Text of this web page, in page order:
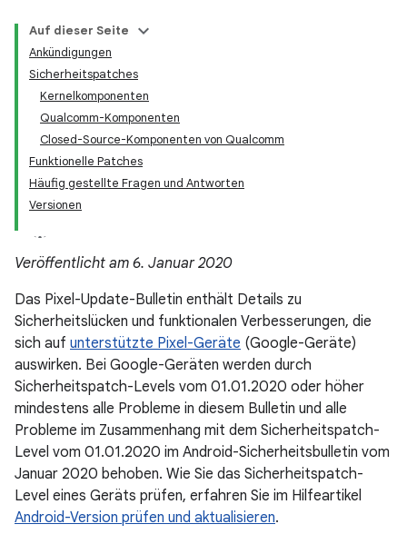
Auf dieser Seite
Ankündigungen
Sicherheitspatches
Kernelkomponenten
Qualcomm-Komponenten
Closed-Source-Komponenten von Qualcomm
Funktionelle Patches
Häufig gestellte Fragen und Antworten
Versionen
Veröffentlicht am 6. Januar 2020
Das Pixel-Update-Bulletin enthält Details zu
Sicherheitslücken und funktionalen Verbesserungen, die
sich auf unterstützte Pixel-Geräte (Google-Geräte)
auswirken. Bei Google-Geräten werden durch
Sicherheitspatch-Levels vom 01.01.2020 oder höher
mindestens alle Probleme in diesem Bulletin und alle
Probleme im Zusammenhang mit dem Sicherheitspatch-
Level vom 01.01.2020 im Android-Sicherheitsbulletin vom
Januar 2020 behoben. Wie Sie das Sicherheitspatch-
Level eines Geräts prüfen, erfahren Sie im Hilfeartikel
Android-Version prüfen und aktualisieren.